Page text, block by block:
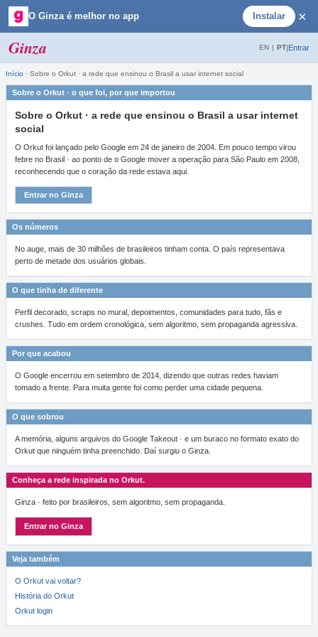
O Ginza é melhor no app Instalar ×
Ginza EN | PT|Entrar
Início · Sobre o Orkut · a rede que ensinou o Brasil a usar internet social
Sobre o Orkut · o que foi, por que importou
Sobre o Orkut · a rede que ensinou o Brasil a usar internet
social
O Orkut foi lançado pelo Google em 24 de janeiro de 2004. Em pouco tempo virou
febre no Brasil · ao ponto de o Google mover a operação para São Paulo em 2008,
reconhecendo que o coração da rede estava aqui.
Entrar no Ginza
Os números
No auge, mais de 30 milhões de brasileiros tinham conta. O país representava
perto de metade dos usuários globais.
O que tinha de diferente
Perfil decorado, scraps no mural, depoimentos, comunidades para tudo, fãs e
crushes. Tudo em ordem cronológica, sem algoritmo, sem propaganda agressiva.
Por que acabou
O Google encerrou em setembro de 2014, dizendo que outras redes haviam
tomado a frente. Para muita gente foi como perder uma cidade pequena.
O que sobrou
A memória, alguns arquivos do Google Takeout · e um buraco no formato exato do
Orkut que ninguém tinha preenchido. Daí surgiu o Ginza.
Conheça a rede inspirada no Orkut.
Ginza · feito por brasileiros, sem algoritmo, sem propaganda.
Entrar no Ginza
Veja também
O Orkut vai voltar?
História do Orkut
Orkut login